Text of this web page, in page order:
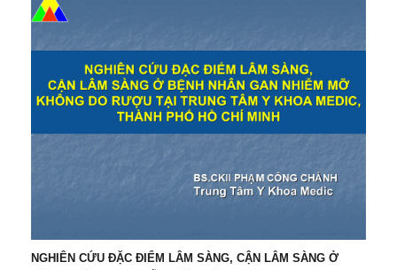
NGHIÊN CỨU ĐẶC ĐIỂM LÂM SÀNG, CẬN LÂM SÀNG Ở